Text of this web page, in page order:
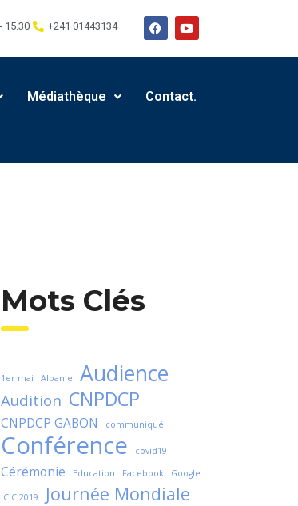
15.30 +241 01443134
Médiathèque Contact.
Mots Clés
1er mai Albanie Audience
Audition CNPDCP
CNPDCP GABON communiqué
Conférence covid19
Cérémonie Education Facebook Google
ICIC 2019 Journée Mondiale